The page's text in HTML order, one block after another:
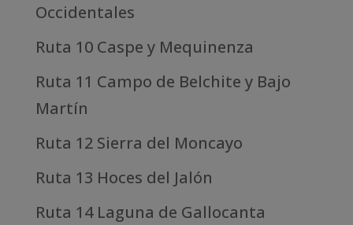
Occidentales
Ruta 10 Caspe y Mequinenza
Ruta 11 Campo de Belchite y Bajo
Martín
Ruta 12 Sierra del Moncayo
Ruta 13 Hoces del Jalón
Ruta 14 Laguna de Gallocanta